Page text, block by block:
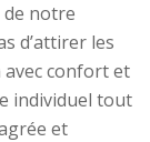
notre
d’attirer les
confort et
individuel tout
et